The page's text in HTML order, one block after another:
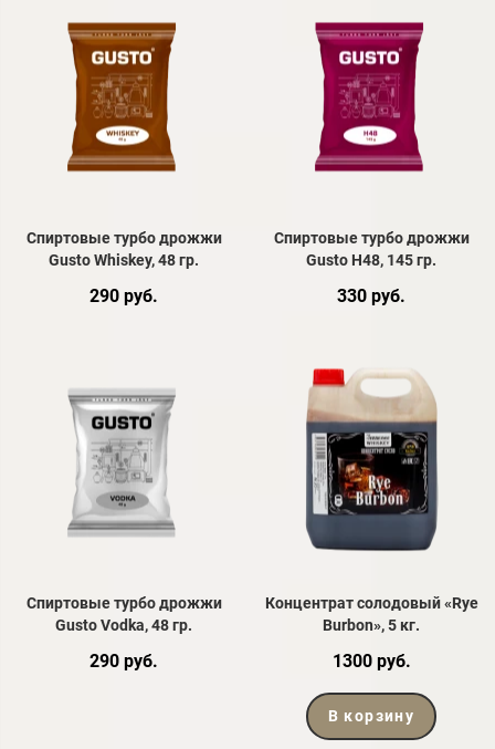
Спиртовые турбо дрожжи
Gusto Whiskey, 48 гр.
290 руб.
Спиртовые турбо дрожжи
Gusto H48, 145 гр.
330 руб.
Спиртовые турбо дрожжи
Gusto Vodka, 48 гр.
290 руб.
Концентрат солодовый «Rye
Burbon», 5 кг.
1300 руб.
В корзину